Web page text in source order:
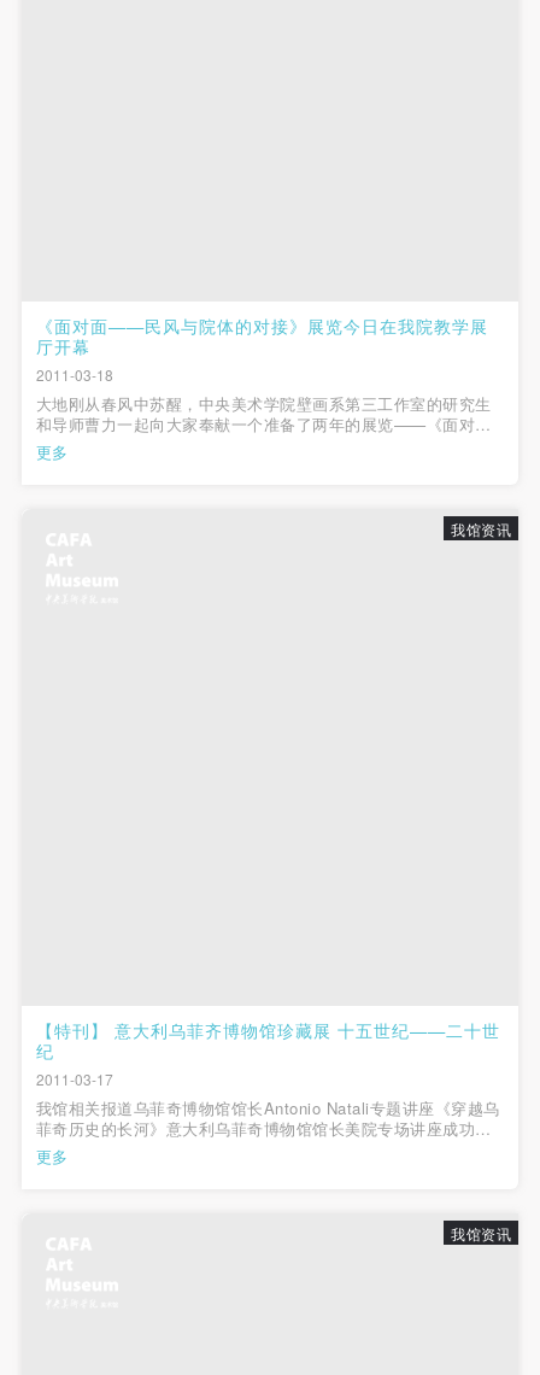
《面对面——民风与院体的对接》展览今日在我院教学展
厅开幕
2011-03-18
大地刚从春风中苏醒，中央美术学院壁画系第三工作室的研究生
和导师曹力一起向大家奉献一个准备了两年的展览——《面对面
——民风与院体的对接》。项目总策划为曹力教授，唐斌老师任
展览策划。经过精心筹备和布展，3月18日15时，《面对面——
更多
我馆资讯
【特刊】 意大利乌菲齐博物馆珍藏展 十五世纪——二十世
纪
2011-03-17
我馆相关报道乌菲奇博物馆馆长Antonio Natali专题讲座《穿越乌
菲奇历史的长河》意大利乌菲奇博物馆馆长美院专场讲座成功举
办时间的见证——意大利乌菲奇美术馆馆长讲演侧记乌菲齐博物
馆珍藏展作品开箱精彩图片意大利乌菲齐博物馆珍藏展(十五世纪
更多
我馆资讯